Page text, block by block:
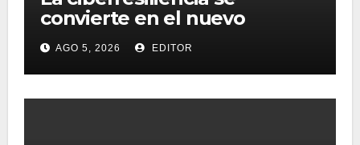
convierte en el nuevo
estándar para proteger a las
organizaciones frente al
ransomware
AGO 5, 2026 EDITOR